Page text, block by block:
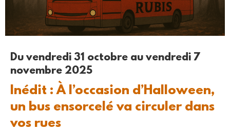
Du vendredi 31 octobre au vendredi 7
novembre 2025
Inédit : À l’occasion d’Halloween,
un bus ensorcelé va circuler dans
vos rues